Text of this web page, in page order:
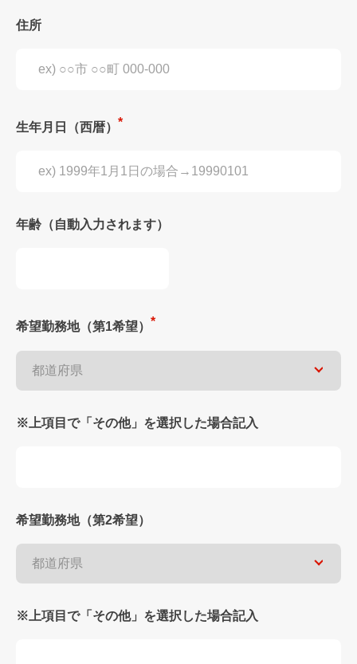
住所
生年月日（西暦）
年齢（自動入力されます）
希望勤務地（第1希望）
※上項目で「その他」を選択した場合記入
希望勤務地（第2希望）
※上項目で「その他」を選択した場合記入